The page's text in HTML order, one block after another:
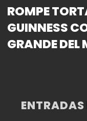
ROMPE
GUINNESS
GRANDE DEL
ENTRADAS